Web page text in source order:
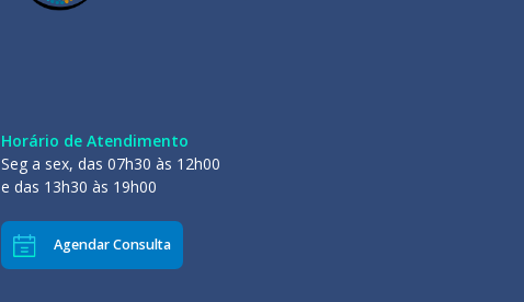
Horário de Atendimento
Seg a sex, das 07h30 às 12h00
e das 13h30 às 19h00
Agendar Consulta